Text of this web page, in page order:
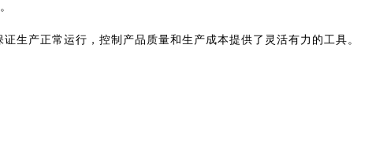
产正常运行，控制产品质量和生产成本提供了灵活有力的工具。